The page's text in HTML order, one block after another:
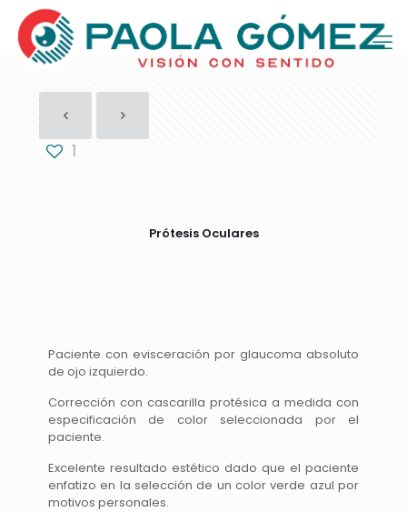
1
Prótesis Oculares
Paciente con evisceración por glaucoma absoluto
de ojo izquierdo.
Corrección con cascarilla protésica a medida con
especificación de color seleccionada por el
paciente.
Excelente resultado estético dado que el paciente
enfatizo en la selección de un color verde azul por
motivos personales.